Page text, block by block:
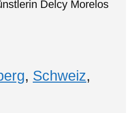
Delcy Morelos
, Schweiz,